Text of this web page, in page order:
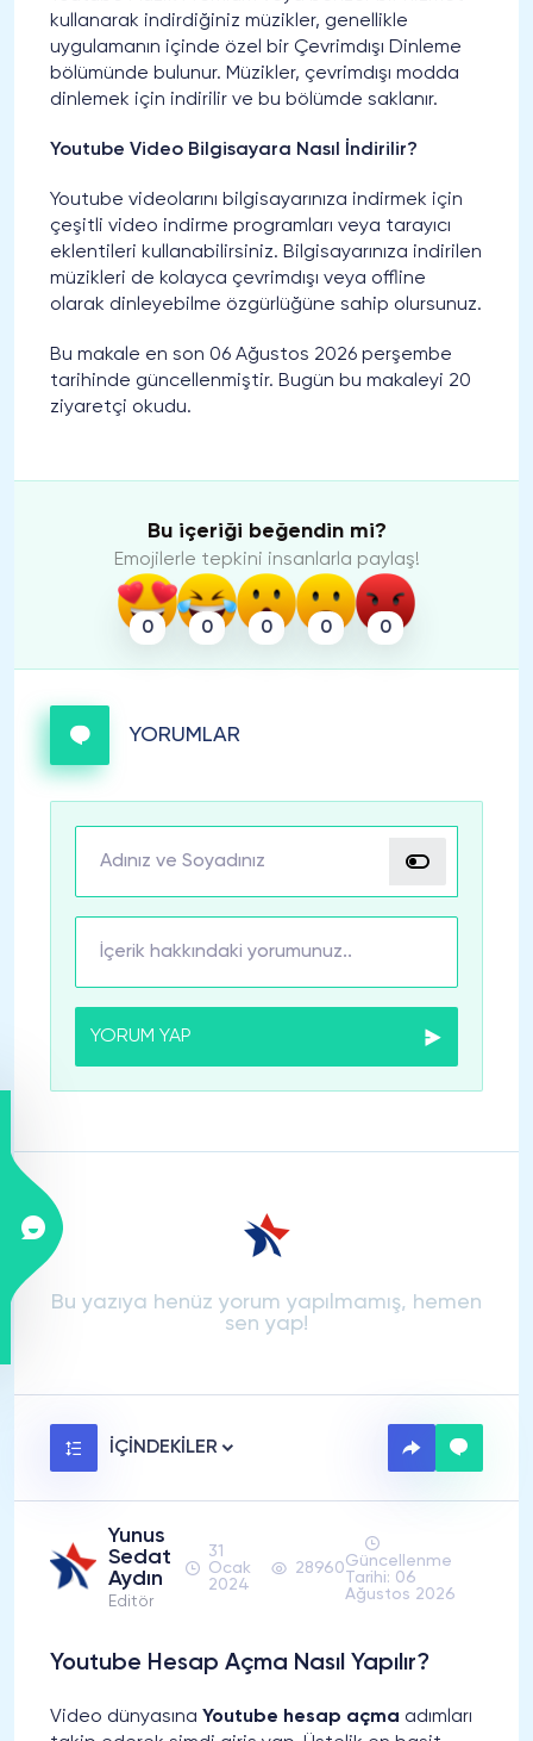
kullanarak indirdiğiniz müzikler, genellikle
uygulamanın içinde özel bir Çevrimdışı Dinleme
bölümünde bulunur. Müzikler, çevrimdışı modda
dinlemek için indirilir ve bu bölümde saklanır.
Youtube Video Bilgisayara Nasıl İndirilir?
Youtube videolarını bilgisayarınıza indirmek için
çeşitli video indirme programları veya tarayıcı
eklentileri kullanabilirsiniz. Bilgisayarınıza indirilen
müzikleri de kolayca çevrimdışı veya offline
olarak dinleyebilme özgürlüğüne sahip olursunuz.
Bu makale en son 06 Ağustos 2026 perşembe
tarihinde güncellenmiştir. Bugün bu makaleyi 20
ziyaretçi okudu.
Bu içeriği beğendin mi?
Emojilerle tepkini insanlarla paylaş!
0 0 0 0 0
YORUMLAR
YORUM YAP
Bu yazıya henüz yorum yapılmamış, hemen
sen yap!
İÇİNDEKİLER
Yunus
Sedat
Aydın
Editör
31
Ocak
2024
28960Güncellenme
Tarihi: 06
Ağustos 2026
Youtube Hesap Açma Nasıl Yapılır?
Video dünyasına Youtube hesap açma adımları